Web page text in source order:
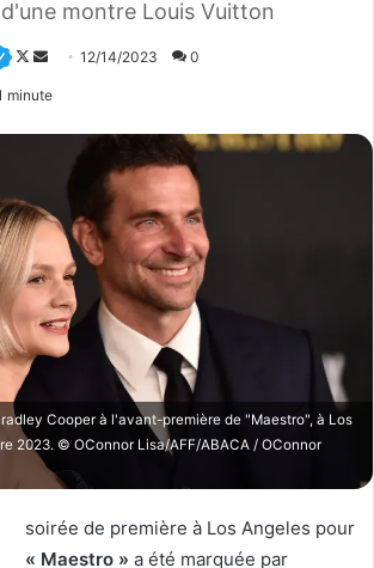
montre Louis Vuitton
F
o
n
X
r
n
c
o
r
e
12/14/2023 0
minute
Cooper à l'avant-première de "Maestro", à Los
2023. © OConnor Lisa/AFF/ABACA / OConnor
soirée de première à Los Angeles pour
« Maestro » a été marquée par